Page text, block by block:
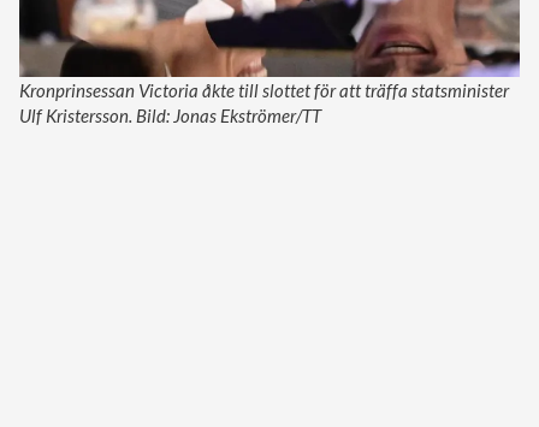
Kronprinsessan Victoria åkte till slottet för att träffa statsminister
Ulf Kristersson. Bild: Jonas Ekströmer/TT